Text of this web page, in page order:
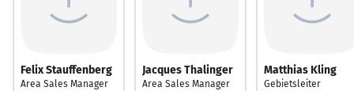
Felix Stauffenberg
Area Sales Manager
Jacques Thalinger
Area Sales Manager
Matthias Kling
Gebietsleiter